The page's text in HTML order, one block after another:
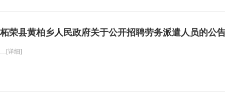
柘荣县黄柏乡人民政府关于公开招聘劳务派遣人员的公
…[详细]